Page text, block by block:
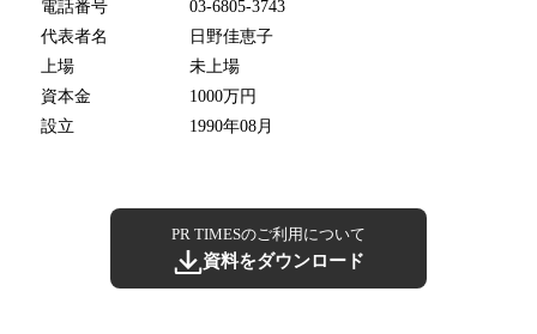
電話番号
03-6805-3743
代表者名
日野佳恵子
上場
未上場
資本金
1000万円
設立
1990年08月
PR TIMESのご利用について
資料をダウンロード